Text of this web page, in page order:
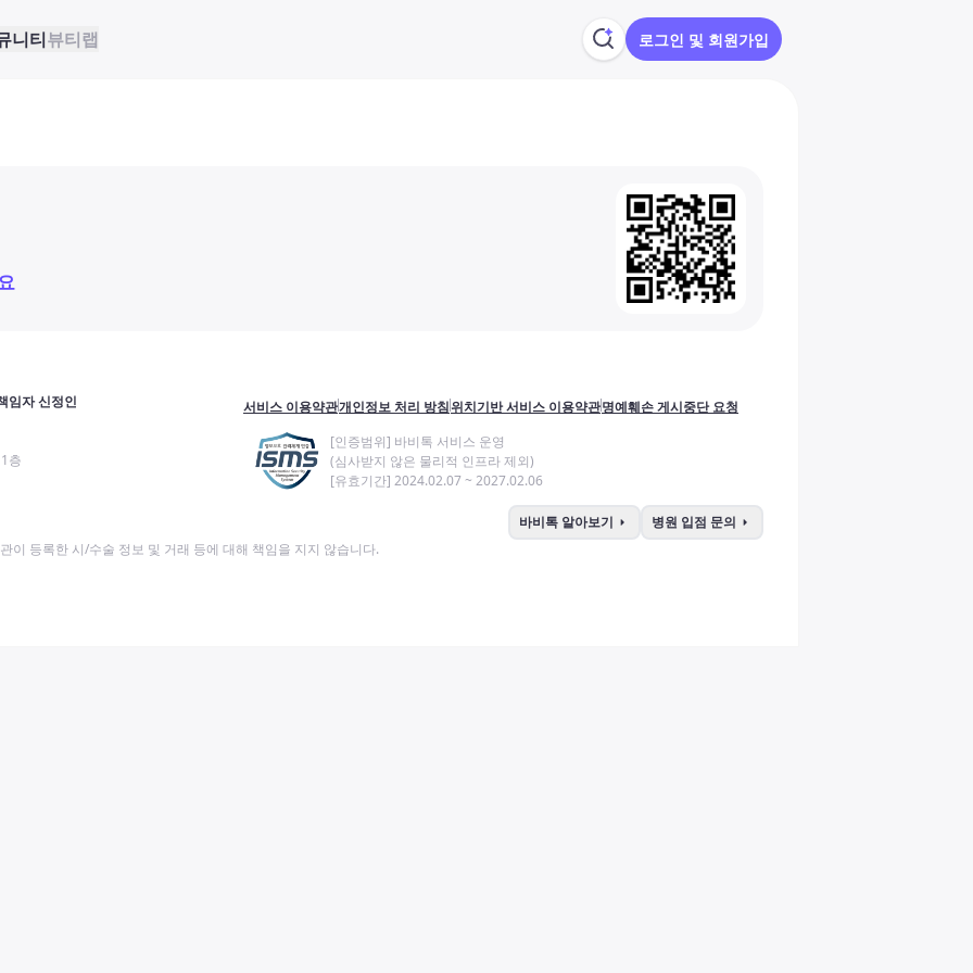
니티뷰티랩 로그인 및 회원가입
임자 신정인
층
서비스 이용약관개인정보 처리 방침위치기반 서비스 이용약관명예훼손 게시중단 요청
[인증범위] 바비톡 서비스 운영
(심사받지 않은 물리적 인프라 제외)
[유효기간] 2024.02.07 ~ 2027.02.06
바비톡 알아보기 arrow_right 병원 입점 문의 arrow_right
이 등록한 시/수술 정보 및 거래 등에 대해 책임을 지지 않습니다.